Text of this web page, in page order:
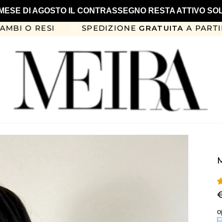
DI AGOSTO IL CONTRASSEGNO RESTA ATTIVO
SPEDIZIONE GRATUITA A PARTIRE DA 99€